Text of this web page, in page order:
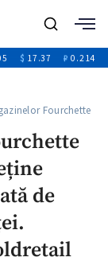
Video
$ 17.37 ₽ 0.214
Fourchette
de